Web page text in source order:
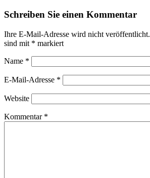
Schreiben Sie einen Kommentar
Ihre E-Mail-Adresse wird nicht veröffentlicht.
sind mit * markiert
Name *
E-Mail-Adresse *
Website
Kommentar *